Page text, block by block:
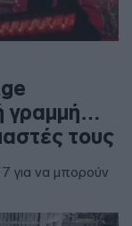
γραμμή…
τους
για να μπορούν